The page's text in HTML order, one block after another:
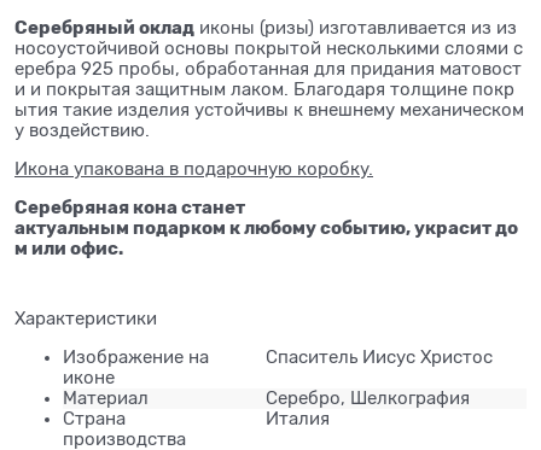
Серебряный оклад иконы (ризы) изготавливается из из
носоустойчивой основы покрытой несколькими слоями с
еребра 925 пробы, обработанная для придания матовост
и и покрытая защитным лаком. Благодаря толщине покр
ытия такие изделия устойчивы к внешнему механическом
у воздействию.
Икона упакована в подарочную коробку.
Серебряная кона станет
актуальным подарком к любому событию, украсит до
м или офис.
Характеристики
Изображение на
иконе
Спаситель Иисус Христос
Материал
Серебро, Шелкография
Страна
производства
Италия